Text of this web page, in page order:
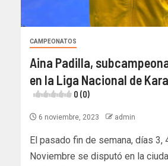
CAMPEONATOS
Aina Padilla,
en la Liga Nacional de
0 (0)
6 noviembre, 2023 admin
El pasado fin de semana, días 3,
Noviembre se disputó en la